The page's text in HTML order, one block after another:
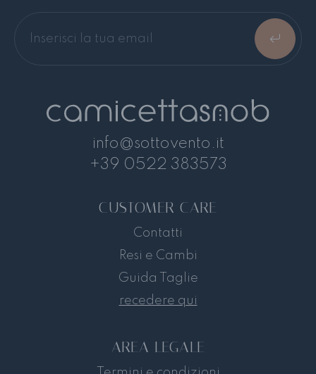
info@sottovento.it
+39 0522 383573
CUSTOMER CARE
Contatti
Resi e Cambi
Guida Taglie
recedere qui
AREA LEGALE